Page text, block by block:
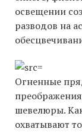
освещении
разводов на
Огненные
шевелюры.
охватывают